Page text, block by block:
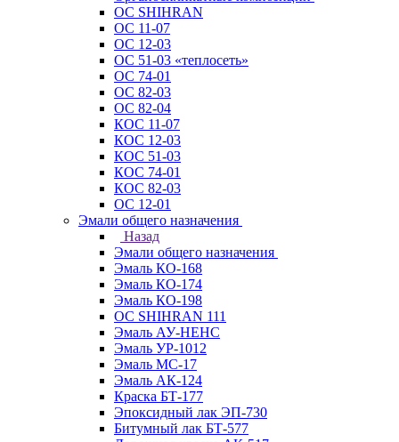
ОС SHIHRAN
ОС 11-07
ОС 12-03
ОС 51-03 «теплосеть»
ОС 74-01
ОС 82-03
ОС 82-04
КОС 11-07
КОС 12-03
КОС 51-03
КОС 74-01
КОС 82-03
ОС 12-01
Эмали общего назначения
Назад
Эмали общего назначения
Эмаль КО-168
Эмаль КО-174
Эмаль КО-198
ОС SHIHRAN 111
Эмаль АУ-НЕНС
Эмаль УР-1012
Эмаль МС-17
Эмаль АК-124
Краска БТ-177
Эпоксидный лак ЭП-730
Битумный лак БТ-577